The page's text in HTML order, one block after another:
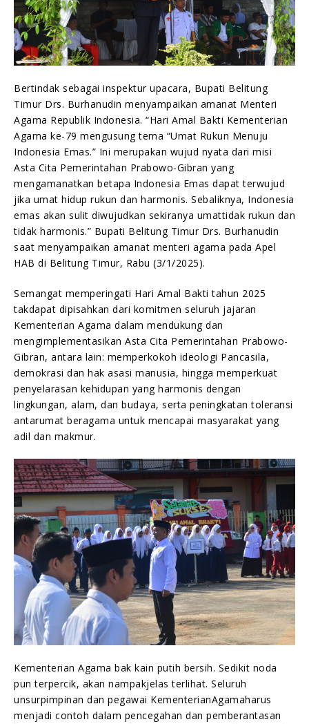
Bertindak sebagai inspektur upacara, Bupati Belitung
Timur Drs. Burhanudin menyampaikan amanat Menteri
Agama Republik Indonesia. “Hari Amal Bakti Kementerian
Agama ke-79 mengusung tema “Umat Rukun Menuju
Indonesia Emas.” Ini merupakan wujud nyata dari misi
Asta Cita Pemerintahan Prabowo-Gibran yang
mengamanatkan betapa Indonesia Emas dapat terwujud
jika umat hidup rukun dan harmonis. Sebaliknya, Indonesia
emas akan sulit diwujudkan sekiranya umattidak rukun dan
tidak harmonis.” Bupati Belitung Timur Drs. Burhanudin
saat menyampaikan amanat menteri agama pada Apel
HAB di Belitung Timur, Rabu (3/1/2025).
Semangat memperingati Hari Amal Bakti tahun 2025
takdapat dipisahkan dari komitmen seluruh jajaran
Kementerian Agama dalam mendukung dan
mengimplementasikan Asta Cita Pemerintahan Prabowo-
Gibran, antara lain: memperkokoh ideologi Pancasila,
demokrasi dan hak asasi manusia, hingga memperkuat
penyelarasan kehidupan yang harmonis dengan
lingkungan, alam, dan budaya, serta peningkatan toleransi
antarumat beragama untuk mencapai masyarakat yang
adil dan makmur.
Kementerian Agama bak kain putih bersih. Sedikit noda
pun terpercik, akan nampakjelas terlihat. Seluruh
unsurpimpinan dan pegawai KementerianAgamaharus
menjadi contoh dalam pencegahan dan pemberantasan